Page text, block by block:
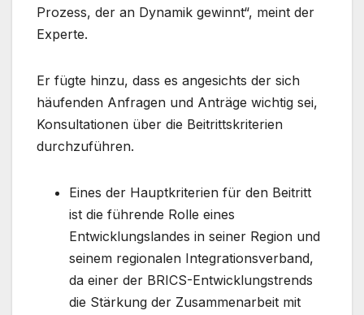
Prozess, der an Dynamik gewinnt“, meint der
Experte.
Er fügte hinzu, dass es angesichts der sich
häufenden Anfragen und Anträge wichtig sei,
Konsultationen über die Beitrittskriterien
durchzuführen.
Eines der Hauptkriterien für den Beitritt
ist die führende Rolle eines
Entwicklungslandes in seiner Region und
seinem regionalen Integrationsverband,
da einer der BRICS-Entwicklungstrends
die Stärkung der Zusammenarbeit mit